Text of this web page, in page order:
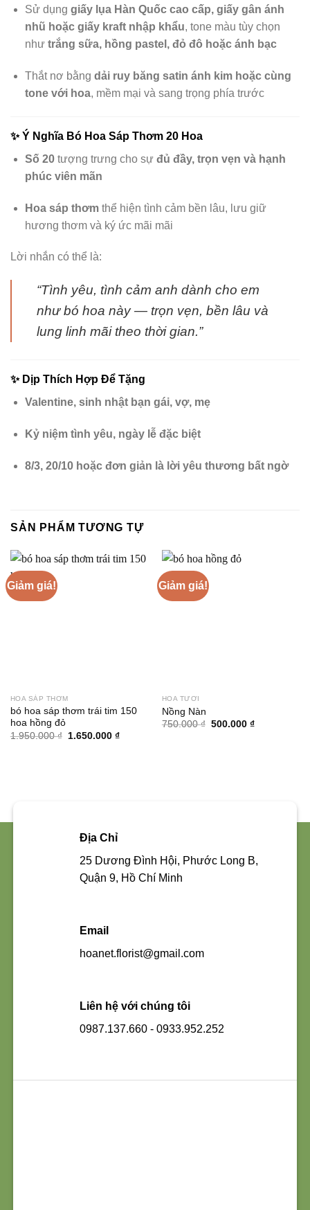
Sử dụng giấy lụa Hàn Quốc cao cấp, giấy gân ánh
nhũ hoặc giấy kraft nhập khẩu, tone màu tùy chọn
như trắng sữa, hồng pastel, đỏ đô hoặc ánh bạc
Thắt nơ bằng dải ruy băng satin ánh kim hoặc cùng
tone với hoa, mềm mại và sang trọng phía trước
✨Ý Nghĩa Bó Hoa Sáp Thơm 20 Hoa
Số 20tượng trưng cho sự đủ đầy, trọn vẹn và hạnh
phúc viên mãn
Hoa sáp thơmthể hiện tình cảm bền lâu, lưu giữ
hương thơm và ký ức mãi mãi
Lời nhắn có thể là:
“Tình yêu, tình cảm anh dành cho em
như bó hoa này — trọn vẹn, bền lâu và
lung linh mãi theo thời gian.”
✨ Dịp Thích Hợp Để Tặng
Valentine, sinh nhật bạn gái, vợ, mẹ
Kỷ niệm tình yêu, ngày lễ đặc biệt
8/3, 20/10 hoặc đơn giản là lời yêu thương bất ngờ
SẢN PHẨM TƯƠNG TỰ
Giảm giá!
HOA SÁP THƠM
bó hoa sáp thơm trái tim 150
hoa hồng đỏ
1.950.000₫
Giá
1.650.000 ₫Giá
Giảm giá!
HOA TƯƠI
Nồng Nàn
750.000₫ Giá
500.000 ₫Giá
Địa Chỉ
25 Dương Đình Hội, Phước Long B,
Quận 9, Hồ Chí Minh
Email
hoanet.florist@gmail.com
Liên hệ với chúng tôi
0987.137.660 - 0933.952.252